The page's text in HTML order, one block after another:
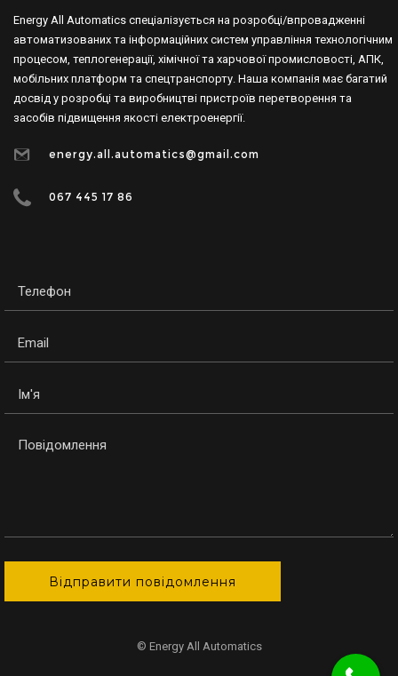
Energy All Automatics спеціалізується на розробці/впровадженні
автоматизованих та інформаційних систем управління технологічним
процесом, теплогенерації, хімічної та харчової промисловості, АПК,
мобільних платформ та спецтранспорту. Наша компанія має багатий
досвід у розробці та виробництві пристроїв перетворення та
засобів підвищення якості електроенергії.
energy.all.automatics@gmail.com
067 445 17 86
© Energy All Automatics